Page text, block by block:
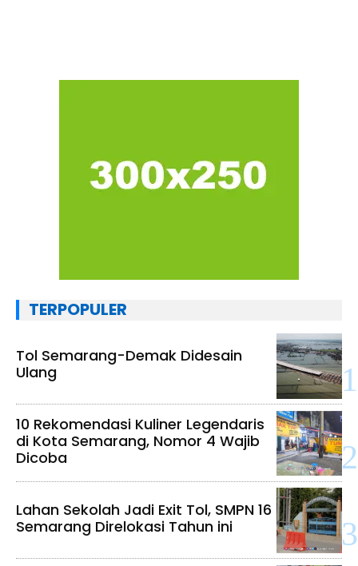
TERPOPULER
Tol Semarang-Demak Didesain
Ulang
10 Rekomendasi Kuliner Legendaris
di Kota Semarang, Nomor 4 Wajib
Dicoba
Lahan Sekolah Jadi Exit Tol, SMPN 16
Semarang Direlokasi Tahun ini